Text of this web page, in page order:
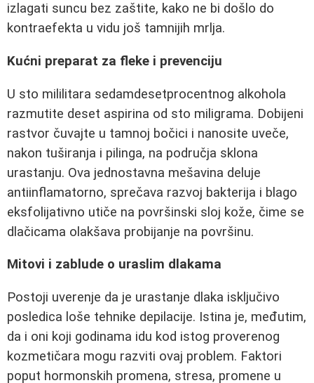
izlagati suncu bez zaštite, kako ne bi došlo do
kontraefekta u vidu još tamnijih mrlja.
Kućni preparat za fleke i prevenciju
U sto mililitara sedamdesetprocentnog alkohola
razmutite deset aspirina od sto miligrama. Dobijeni
rastvor čuvajte u tamnoj bočici i nanosite uveče,
nakon tuširanja i pilinga, na područja sklona
urastanju. Ova jednostavna mešavina deluje
antiinflamatorno, sprečava razvoj bakterija i blago
eksfolijativno utiče na površinski sloj kože, čime se
dlačicama olakšava probijanje na površinu.
Mitovi i zablude o uraslim dlakama
Postoji uverenje da je urastanje dlaka isključivo
posledica loše tehnike depilacije. Istina je, međutim,
da i oni koji godinama idu kod istog proverenog
kozmetičara mogu razviti ovaj problem. Faktori
poput hormonskih promena, stresa, promene u